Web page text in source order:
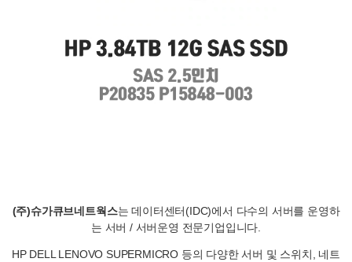
(주)슈가큐브네트웍스는 데이터센터(IDC)에서 다수의 서버를 운영하
는 서버 / 서버운영 전문기업입니다.
HP DELL LENOVO SUPERMICRO 등의 다양한 서버 및 스위치, 네트